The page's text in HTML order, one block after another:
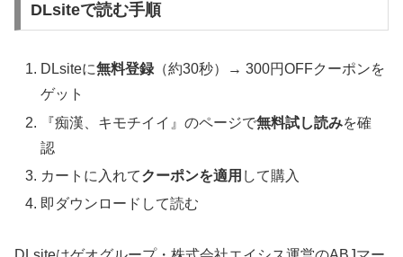
DLsiteで読む手順
DLsiteに無料登録 （約30秒）→ 300円OFFクーポンを
ゲット
『痴漢、キモチイイ』のページで無料試し読みを確
認
カートに入れてクーポンを適用 して購入
即ダウンロードして読む